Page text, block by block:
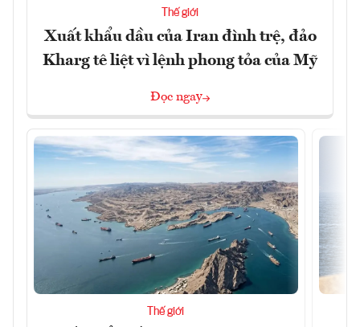
Thế giới
Xuất khẩu dầu của Iran đình trệ, đảo
Kharg tê liệt vì lệnh phong tỏa của Mỹ
Đọc ngay
Thế giới